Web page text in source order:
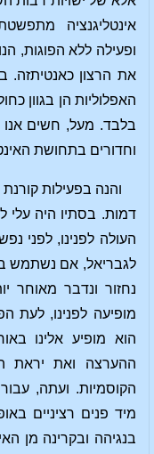
אינטליגנציה
ופעילה ללא הפוגות,
את הרצון
האפלוליות הן בגוון
בלבד. מעל, חשים אנו
וחדורים בתחושת
והנה בפעילות
דמות. בסתיו היה עלי
העולה לפנינו, לפני
לגבריאל, אם נשתמש
נחזור ונדבר מאוחר
מופיעה לפנינו, לעת
הוא מופיע אלינו
ההערצה ואת יראת
הקוסמיות. ועתה, עבור
מיד פנים רציניים
בנגיהה ובקרינה מן